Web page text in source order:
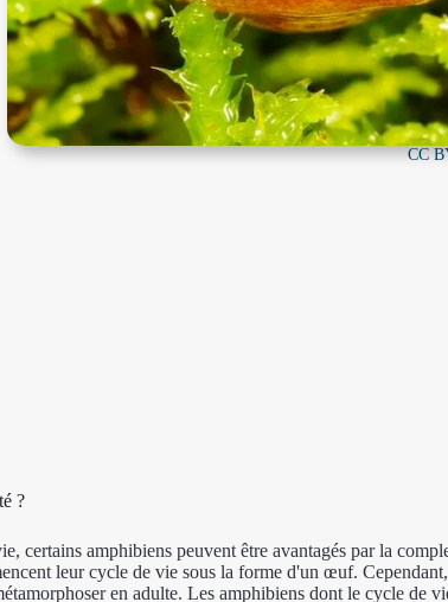
CC
?
certains amphibiens peuvent être avantagés par la
leur cycle de vie sous la forme d'un œuf.
en adulte. Les amphibiens dont le cycle de